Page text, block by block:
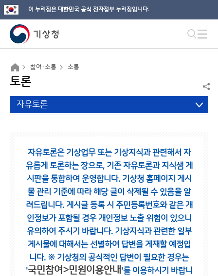
이 누리집은 대한민국 공식 전자정부 누리집입니다.
참여·소통 소통
토론
자유토론
자유토론은 기상업무 또는 기상지식과 관련해서 자
유롭게 토론하는 장으로, 기존 자유토론과 지식샘 게
시판을 통합하여 운영합니다. 기상청 홈페이지 게시
물 관리 기준에 따라 해당 글이 삭제될 수 있음을 알
려드립니다. 게시글 등록 시 주민등록번호와 같은 개
인정보가 포함될 경우 개인정보 노출 위험이 있으니
유의하여 주시기 바랍니다. 기상지식과 관련한 일부
게시물에 대해서는 선별하여 답변을 게재할 예정입
니다. ※ 기상청의 공식적인 답변이 필요한 경우는
'국민참여>민원이용안내 '를 이용하시기 바랍니